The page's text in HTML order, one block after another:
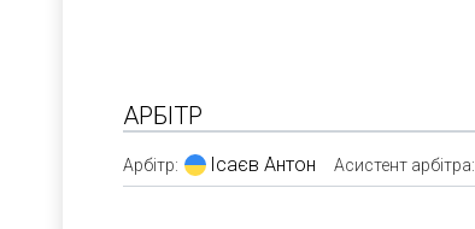
АРБІТР
Арбітр: Ісаєв Антон Асистент арбітра: